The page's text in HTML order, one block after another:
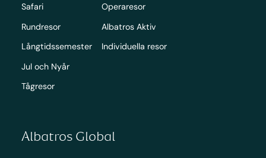
Safari
Rundresor
Långtidssemester
Jul och Nyår
Tågresor
Operaresor
Albatros Aktiv
Individuella resor
Albatros Global